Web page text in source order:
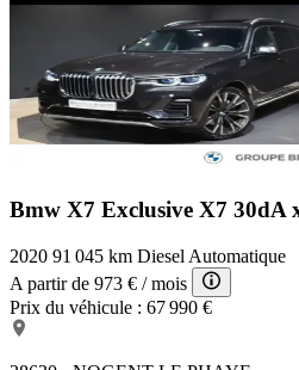
Bmw X7 Exclusive X7 30dA
2020 91 045 km Diesel Automatique
A partir de 973 € / mois
Prix du véhicule : 67 990 €